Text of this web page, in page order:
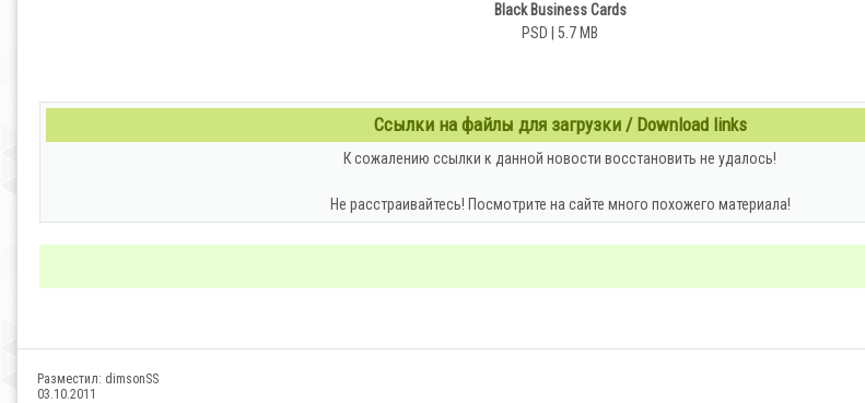
Black Business Cards
PSD | 5.7 MB
Ссылки на файлы для загрузки / Download links
К сожалению ссылки к данной новости восстановить не удалось!
Не расстраивайтесь! Посмотрите на сайте много похожего материала!
Разместил: dimsonSS
03.10.2011